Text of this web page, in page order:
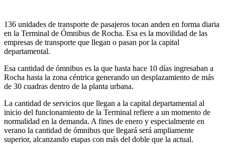
136 unidades de transporte de pasajeros tocan anden en forma diaria
en la Terminal de Ómnibus de Rocha. Esa es la movilidad de las
empresas de transporte que llegan o pasan por la capital
departamental.
Esa cantidad de ómnibus es la que hasta hace 10 días ingresaban a
Rocha hasta la zona céntrica generando un desplazamiento de más
de 30 cuadras dentro de la planta urbana.
La cantidad de servicios que llegan a la capital departamental al
inicio del funcionamiento de la Terminal refiere a un momento de
normalidad en la demanda. A fines de enero y especialmente en
verano la cantidad de ómnibus que llegará será ampliamente
superior, alcanzando etapas con más del doble que la actual.